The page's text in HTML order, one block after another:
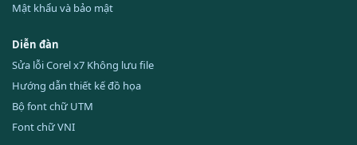
Mật khẩu và bảo mật
Diễn đàn
Sửa lỗi Corel x7 Không lưu file
Hướng dẫn thiết kế đồ họa
Bộ font chữ UTM
Font chữ VNI